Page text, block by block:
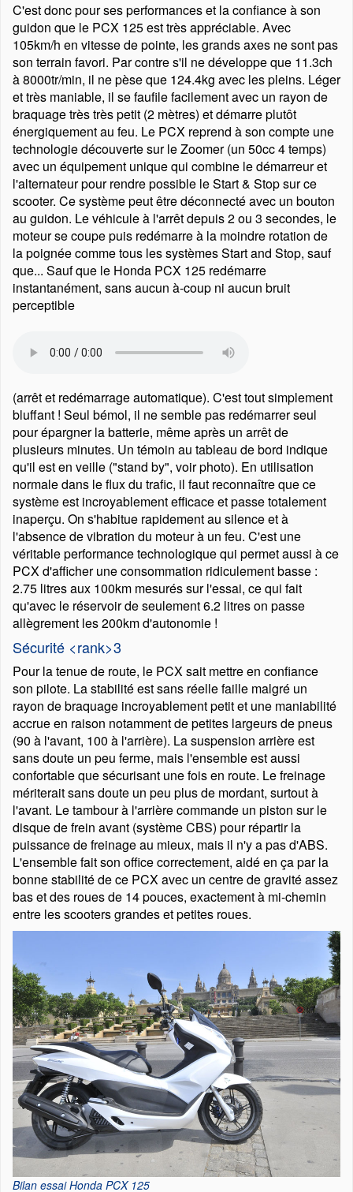
C'est donc pour ses performances et la confiance à son
guidon que le PCX 125 est très appréciable. Avec
105km/h en vitesse de pointe, les grands axes ne sont pas
son terrain favori. Par contre s'il ne développe que 11.3ch
à 8000tr/min, il ne pèse que 124.4kg avec les pleins. Léger
et très maniable, il se faufile facilement avec un rayon de
braquage très très petit (2 mètres) et démarre plutôt
énergiquement au feu. Le PCX reprend à son compte une
technologie découverte sur le Zoomer (un 50cc 4 temps)
avec un équipement unique qui combine le démarreur et
l'alternateur pour rendre possible le Start & Stop sur ce
scooter. Ce système peut être déconnecté avec un bouton
au guidon. Le véhicule à l'arrêt depuis 2 ou 3 secondes, le
moteur se coupe puis redémarre à la moindre rotation de
la poignée comme tous les systèmes Start and Stop, sauf
que... Sauf que le Honda PCX 125 redémarre
instantanément, sans aucun à-coup ni aucun bruit
perceptible
(arrêt et redémarrage automatique). C'est tout simplement
bluffant ! Seul bémol, il ne semble pas redémarrer seul
pour épargner la batterie, même après un arrêt de
plusieurs minutes. Un témoin au tableau de bord indique
qu'il est en veille ( stand by , voir photo). En utilisation
normale dans le flux du trafic, il faut reconnaître que ce
système est incroyablement efficace et passe totalement
inaperçu. On s'habitue rapidement au silence et à
l'absence de vibration du moteur à un feu. C'est une
véritable performance technologique qui permet aussi à ce
PCX d'afficher une consommation ridiculement basse :
2.75 litres aux 100km mesurés sur l'essai, ce qui fait
qu'avec le réservoir de seulement 6.2 litres on passe
allègrement les 200km d'autonomie !
Sécurité <rank>3
Pour la tenue de route, le PCX sait mettre en confiance
son pilote. La stabilité est sans réelle faille malgré un
rayon de braquage incroyablement petit et une maniabilité
accrue en raison notamment de petites largeurs de pneus
(90 à l'avant, 100 à l'arrière). La suspension arrière est
sans doute un peu ferme, mais l'ensemble est aussi
confortable que sécurisant une fois en route. Le freinage
mériterait sans doute un peu plus de mordant, surtout à
l'avant. Le tambour à l'arrière commande un piston sur le
disque de frein avant (système CBS) pour répartir la
puissance de freinage au mieux, mais il n'y a pas d'ABS.
L'ensemble fait son office correctement, aidé en ça par la
bonne stabilité de ce PCX avec un centre de gravité assez
bas et des roues de 14 pouces, exactement à mi-chemin
entre les scooters grandes et petites roues.
Bilan essai Honda PCX 125